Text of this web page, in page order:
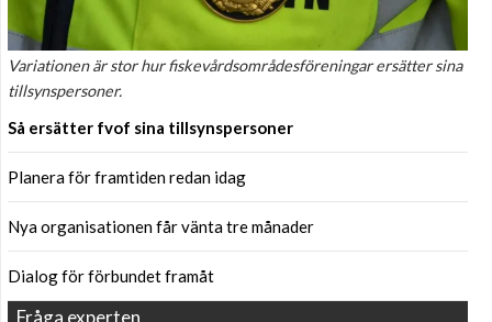
Variationen är stor hur fiskevårdsområdesföreningar ersätter sina
tillsynspersoner.
Så ersätter fvof sina tillsynspersoner
Planera för framtiden redan idag
Nya organisationen får vänta tre månader
Dialog för förbundet framåt